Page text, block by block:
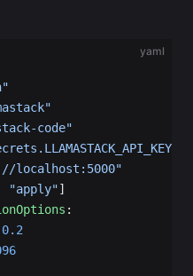
yaml
code"
localhost:5000"
"apply"]
:
0.2